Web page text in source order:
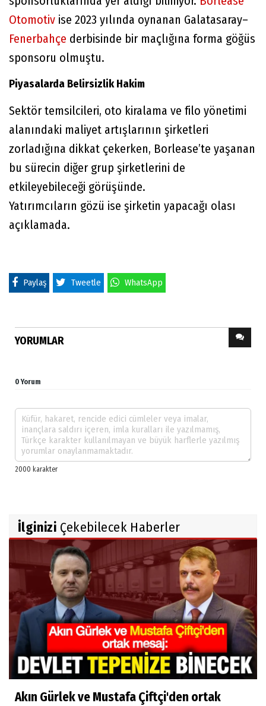
Otomotiv ise 2023 yılında oynanan Galatasaray–
Fenerbahçe derbisinde bir maçlığına forma göğüs
sponsoru olmuştu.
Piyasalarda Belirsizlik Hakim
Sektör temsilcileri, oto kiralama ve filo yönetimi
alanındaki maliyet artışlarının şirketleri
zorladığına dikkat çekerken, Borlease’te yaşanan
bu sürecin diğer grup şirketlerini de
etkileyebileceği görüşünde.
Yatırımcıların gözü ise şirketin yapacağı olası
açıklamada.
Paylaş Tweetle WhatsApp
YORUMLAR
0 Yorum
İlginizi Çekebilecek Haberler
Akın Gürlek ve Mustafa Çiftçi'den ortak